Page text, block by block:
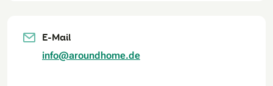
E-Mail
info@aroundhome.de